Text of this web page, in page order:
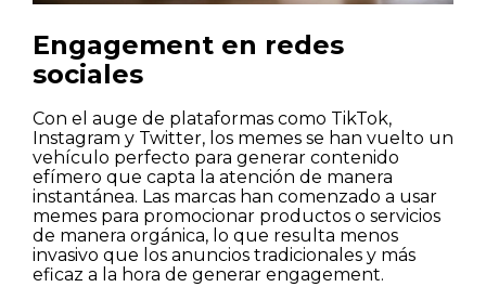
Engagement en redes
sociales
Con el auge de plataformas como TikTok,
Instagram y Twitter, los memes se han vuelto un
vehículo perfecto para generar contenido
efímero que capta la atención de manera
instantánea. Las marcas han comenzado a usar
memes para promocionar productos o servicios
de manera orgánica, lo que resulta menos
invasivo que los anuncios tradicionales y más
eficaz a la hora de generar engagement.